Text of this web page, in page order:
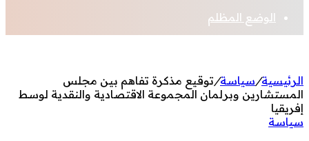
الوضع المظلم
الرئيسية/سياسة/توقيع مذكرة تفاهم بين مجلس
المستشارين وبرلمان المجموعة الاقتصادية والنقدية لوسط
إفريقيا
سياسة